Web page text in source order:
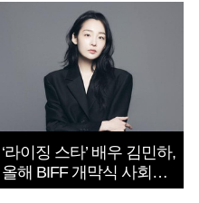
‘라이징 스타’ 배우 김민하,
올해 BIFF 개막식 사회자
확정